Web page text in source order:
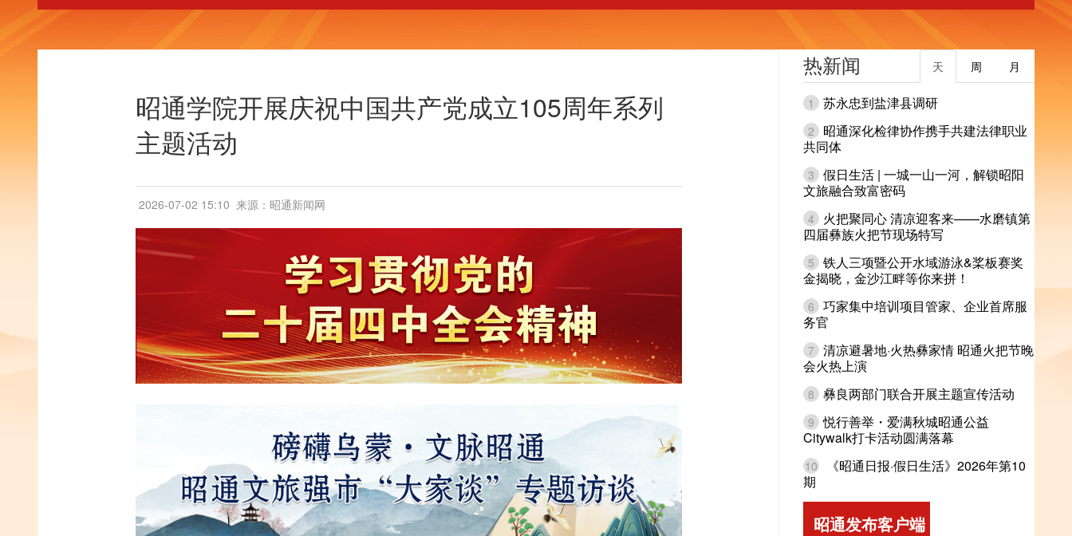
昭通学院开展庆祝中国共产党成立105周年系列
主题活动
2026-07-02 15:10 来源：昭通新闻网
热新闻 月
周
天
1 苏永忠到盐津县调研
2
昭通深化检律协作携手共建法律职业
共同体
3 假日生活 | 一城一山一河，解锁昭阳
文旅融合致富密码
4
火把聚同心 清凉迎客来——水磨镇第
四届彝族火把节现场特写
5 铁人三项暨公开水域游泳&桨板赛奖
金揭晓，金沙江畔等你来拼！
6 巧家集中培训项目管家、企业首席服
务官
7 清凉避暑地·火热彝家情 昭通火把节晚
会火热上演
8 彝良两部门联合开展主题宣传活动
9 悦行善举・爱满秋城昭通公益
Citywalk打卡活动圆满落幕
10
《昭通日报·假日生活》2026年第10
期
昭通发布客户端